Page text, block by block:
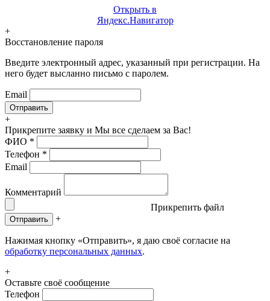
Открыть в
Яндекс.Навигатор
+
Восстановление пароля
Введите электронный адрес, указанный при регистрации. На
него будет высланно письмо с паролем.
Email
+
Прикрепите заявку и Мы все сделаем за Вас!
ФИО *
Телефон *
Email
Комментарий
Прикрепить файл
Отправить +
Нажимая кнопку «Отправить», я даю своё согласие на
обработку персональных данных.
+
Оставьте своё сообщение
Телефон